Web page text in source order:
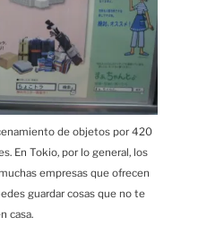
de objetos por 420
En Tokio, por lo general, los
empresas que ofrecen
guardar cosas que no te
casa.